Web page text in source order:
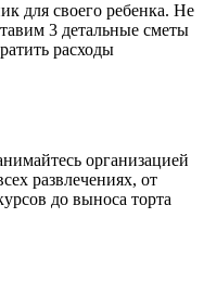
для своего ребенка. Не
3 детальные сметы
расходы
организацией
развлечениях, от
до выноса торта